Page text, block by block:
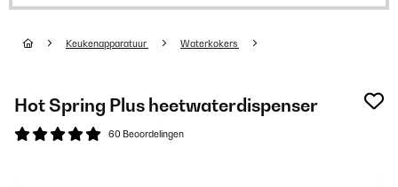
Keukenapparatuur Waterkokers
Hot Spring Plus heetwaterdispenser
60 Beoordelingen